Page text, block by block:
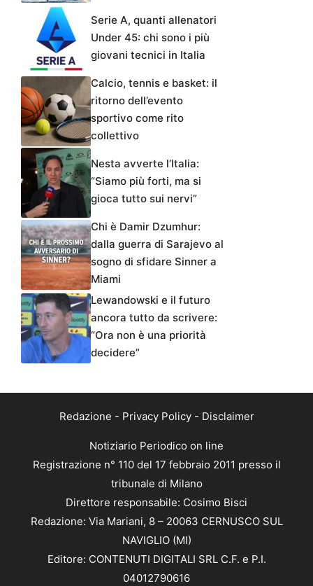
Serie A, quanti allenatori
Under 45: chi sono i più
giovani tecnici in Italia
Calcio, tennis e basket: il
ritorno dell’evento
sportivo come rito
collettivo
Nesta avverte l’Italia:
“Siamo più forti, ma si
gioca tutto sui nervi”
Chi è Damir Dzumhur:
dalla guerra di Sarajevo al
sogno di sfidare Sinner a
Miami
Lewandowski e il futuro
ancora tutto da scrivere:
“Ora non è una priorità
decidere”
Redazione - Privacy Policy- Disclaimer
Notiziario Periodico on line
Registrazione n° 110 del 17 febbraio 2011 presso il
tribunale di Milano
Direttore responsabile: Cosimo Bisci
Redazione: Via Mariani, 8 – 20063 CERNUSCO SUL
NAVIGLIO (MI)
Editore: CONTENUTI DIGITALI SRL C.F. e P.I.
04012790616